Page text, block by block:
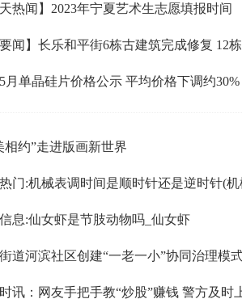
天热闻】2023年宁夏艺术生志愿填报时间
要闻】长乐和平街6栋古建筑完成修复 12
月单晶硅片价格公示 平均价格下调约
相约”走进版画新世界
息:仙女虾是节肢动物吗_仙女虾
道河滨社区创建“一老一小”协同治理模
讯：网友手把手教“炒股”赚钱 警方及时